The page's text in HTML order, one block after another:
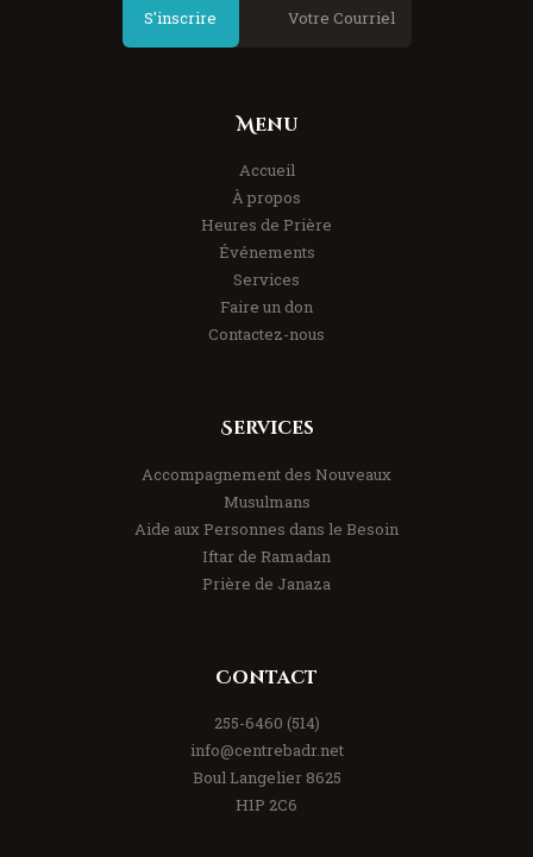
S'inscrire
Menu
Accueil
À propos
Heures de Prière
Événements
Services
Faire un don
Contactez-nous
Services
Accompagnement des Nouveaux
Musulmans
Aide aux Personnes dans le Besoin
Iftar de Ramadan
Prière de Janaza
Contact
(514) 255-6460
info@centrebadr.net
8625 Boul Langelier
H1P 2C6